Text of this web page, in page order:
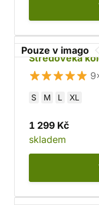
Pouze v imago
Středověká
S M L XL
1 299 Kč
skladem